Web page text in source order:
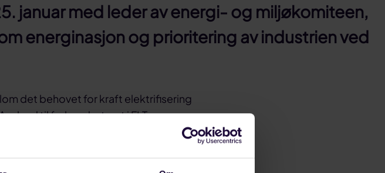
januar med leder av energi- og miljøkomiteen,
energinasjon og prioritering av industrien ved
det behovet for kraft elektrifisering
til forbundsstyret i FLT.
år, og det betyr at Norge har